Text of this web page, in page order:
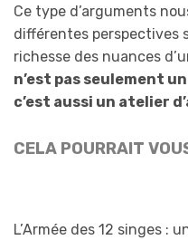
Ce type d’arguments
différentes perspectives
richesse des nuances
n’est pas seulement
c’est aussi un atelier
CELA POURRAIT
L’Armée des 12 singes :